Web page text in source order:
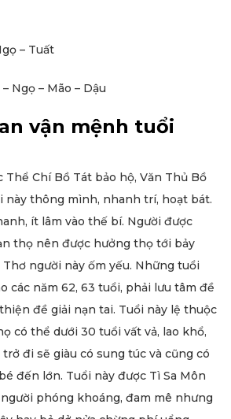
– Tuất
Ngọ – Mão – Dậu
vận mệnh tuổi
Thể Chí Bồ Tát bảo hộ, Văn Thủ Bồ
này thông mình, nhanh trí, hoạt bát.
ít lâm vào thế bí. Người được
thọ nên được hưởng thọ tới bảy
người này ốm yếu. Những tuổi
các năm 62, 63 tuổi, phải lưu tâm đề
đề giải nạn tai. Tuổi này lệ thuộc
có thể dưới 30 tuổi vất vả, lao khổ,
đi sẽ giàu có sung túc và cũng có
đến lớn. Tuổi này được Tì Sa Môn
phóng khoáng, đam mê nhưng